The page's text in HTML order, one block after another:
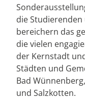
die
bereichern das
die vielen
der Kernstadt
Städten und
Bad
und Salzkotten.